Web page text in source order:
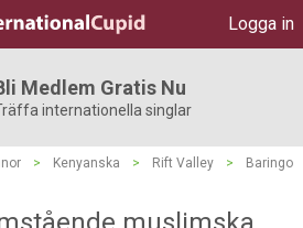
Logga in
Medlem Gratis Nu
internationella singlar
> Kenyanska > Rift Valley >
Baringo